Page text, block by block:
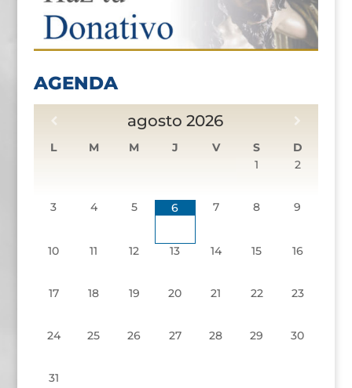
AGENDA
agosto 2026
L M M J V S
D
1
2
3 4 5 6 7 8 9
10 11 12 13 14 15 16
17 18 19 20 21 22 23
24 25 26 27 28 29 30
31